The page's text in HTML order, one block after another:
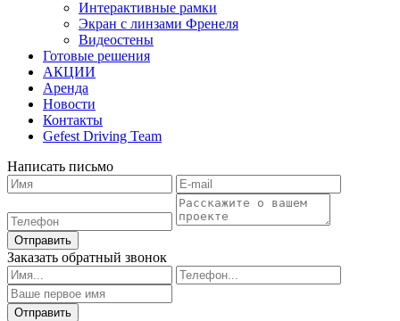
Интерактивные рамки
Экран с линзами Френеля
Видеостены
Готовые решения
АКЦИИ
Аренда
Новости
Контакты
Gefest Driving Team
Написать письмо
Отправить
Заказать обратный звонок